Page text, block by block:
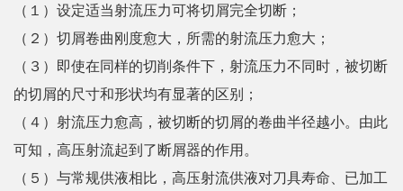
（１）设定适当射流压力可将切屑完全切断；
（２）切屑卷曲刚度愈大，所需的射流压力愈大；
（３）即使在同样的切削条件下，射流压力不同时，被切断
的切屑的尺寸和形状均有显著的区别；
（４）射流压力愈高，被切断的切屑的卷曲半径越小。由此
可知，高压射流起到了断屑器的作用。
（５）与常规供液相比，高压射流供液对刀具寿命、已加工